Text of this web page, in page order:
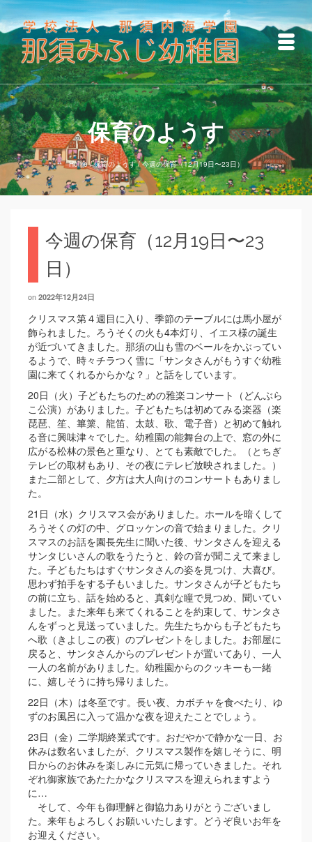
保育のようす
Home / 保育のようす / 今週の保育（12月19日〜23日）
今週の保育（12月19日〜23
日）
on 2022年12月24日
クリスマス第４週目に入り、季節のテーブルには馬小屋が
飾られました。ろうそくの火も4本灯り、イエス様の誕生
が近づいてきました。那須の山も雪のベールをかぶってい
るようで、時々チラつく雪に「サンタさんがもうすぐ幼稚
園に来てくれるからかな？」と話をしています。
20日（火）子どもたちのための雅楽コンサート（どんぶら
こ公演）がありました。子どもたちは初めてみる楽器（楽
琵琶、笙、篳篥、龍笛、太鼓、歌、電子音）と初めて触れ
る音に興味津々でした。幼稚園の能舞台の上で、窓の外に
広がる松林の景色と重なり、とても素敵でした。（とちぎ
テレビの取材もあり、その夜にテレビ放映されました。）
また二部として、夕方は大人向けのコンサートもありまし
た。
21日（水）クリスマス会がありました。ホールを暗くして
ろうそくの灯の中、グロッケンの音で始まりました。クリ
スマスのお話を園長先生に聞いた後、サンタさんを迎える
サンタじいさんの歌をうたうと、鈴の音が聞こえて来まし
た。子どもたちはすぐサンタさんの姿を見つけ、大喜び。
思わず拍手をする子もいました。サンタさんが子どもたち
の前に立ち、話を始めると、真剣な瞳で見つめ、聞いてい
ました。また来年も来てくれることを約束して、サンタさ
んをずっと見送っていました。先生たちからも子どもたち
へ歌（きよしこの夜）のプレゼントをしました。お部屋に
戻ると、サンタさんからのプレゼントが置いてあり、一人
一人の名前がありました。幼稚園からのクッキーも一緒
に、嬉しそうに持ち帰りました。
22日（木）は冬至です。長い夜、カボチャを食べたり、ゆ
ずのお風呂に入って温かな夜を迎えたことでしょう。
23日（金）二学期終業式です。おだやかで静かな一日、お
休みは数名いましたが、クリスマス製作を嬉しそうに、明
日からのお休みを楽しみに元気に帰っていきました。それ
ぞれ御家族であたたかなクリスマスを迎えられますよう
に…
そして、今年も御理解と御協力ありがとうございまし
た。来年もよろしくお願いいたします。どうぞ良いお年を
お迎えください。